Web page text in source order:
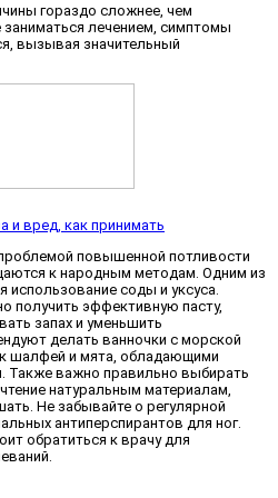
гораздо сложнее, чем
лечением, симптомы
вызывая значительный
и вред, как принимать
повышенной потливости
к народным методам. Одним из
использование соды и уксуса.
получить эффективную пасту,
запах и уменьшить
делать ванночки с морской
шалфей и мята, обладающими
Также важно правильно выбирать
натуральным материалам,
Не забывайте о регулярной
антиперспирантов для ног.
обратиться к врачу для